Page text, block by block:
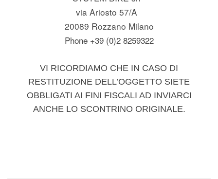
via Ariosto 57/A
20089 Rozzano Milano
Phone +39 (0)2 8259322
VI RICORDIAMO CHE IN CASO DI
RESTITUZIONE DELL’OGGETTO SIETE
OBBLIGATI AI FINI FISCALI AD INVIARCI
ANCHE LO SCONTRINO ORIGINALE.